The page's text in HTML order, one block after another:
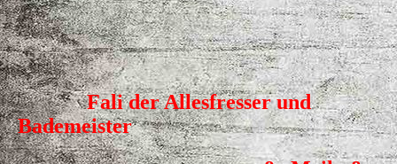
Fali der Allesfresser und
Bademeister